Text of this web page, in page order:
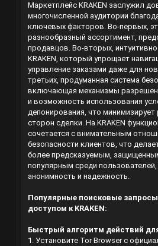
Маркетплейс KRAKEN заслужил
многочисленной аудитории
ключевых факторов. Во-первых,
разнообразный ассортимент,
продавцов. Во-вторых,
KRAKEN, который упрощает
управление заказами даже для
третьих, продуманная система
включающая механизмы
и возможность использования
депонирования, что минимизирует
сторон сделки. На KRAKEN
сочетается с внимательным
безопасности клиентов, что
более предсказуемым,
популярным среди
анонимность и надежность.
Популярные поисковые
доступом к KRAKEN:
Быстрый алгоритм действий
1. Установите Tor Browser с